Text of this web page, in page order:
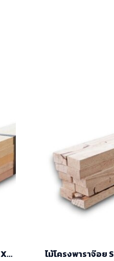
ไม้โครงพาราจ๊อย